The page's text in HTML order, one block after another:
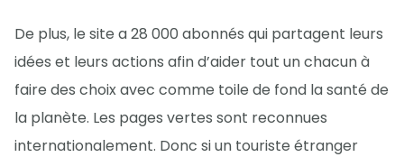
De plus, le site a 28 000 abonnés qui partagent leurs
idées et leurs actions afin d’aider tout un chacun à
faire des choix avec comme toile de fond la santé de
la planète. Les pages vertes sont reconnues
internationalement. Donc si un touriste étranger